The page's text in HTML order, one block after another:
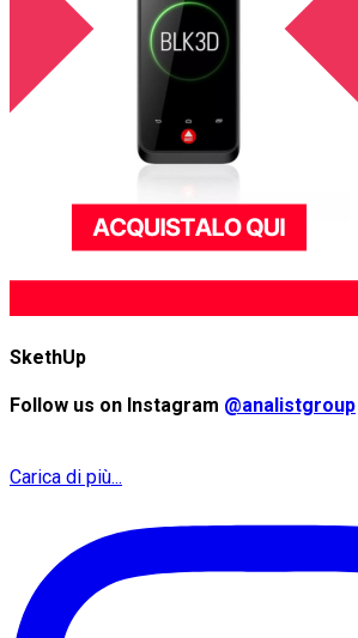
SkethUp
Follow us on Instagram @analistgroup
Carica di più...